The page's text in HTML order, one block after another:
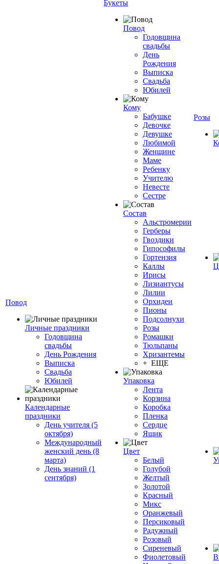
Повод
Личные праздники
Годовщина
свадьбы
День Рождения
Выписка
Свадьба
Юбилей
Календарные
праздники
День учителя (5
октября)
Международный
женский день (8
марта)
День знаний (1
сентября)
Букеты
Повод
Годовщина
свадьбы
День
Рождения
Выписка
Свадьба
Юбилей
Кому
Бабушке
Девочке
Девушке
Любимой
Женщине
Маме
Ребенку
Учителю
Невесте
Сестре
Состав
Альстромерии
Герберы
Гвоздики
Гипософилы
Гортензия
Каллы
Ирисы
Лизиантусы
Лилии
Орхидеи
Пионы
Подсолнухи
Розы
Ромашки
Тюльпаны
Хризантемы
+ ЕЩЕ
Упаковка
Лента
Корзина
Коробка
Пленка
Сердце
Ящик
Цвет
Белый
Голубой
Желтый
Золотой
Красный
Микс
Оранжевый
Персиковый
Радужный
Розовый
Сиреневый
Фиолетовый
Розы